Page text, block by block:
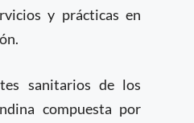
y prácticas en
sanitarios de los
compuesta por